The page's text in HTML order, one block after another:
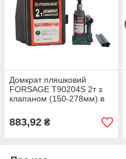
Домкрат пляшковий
FORSAGE T90204S 2т з
клапаном (150-278мм) в
883,92 ₴